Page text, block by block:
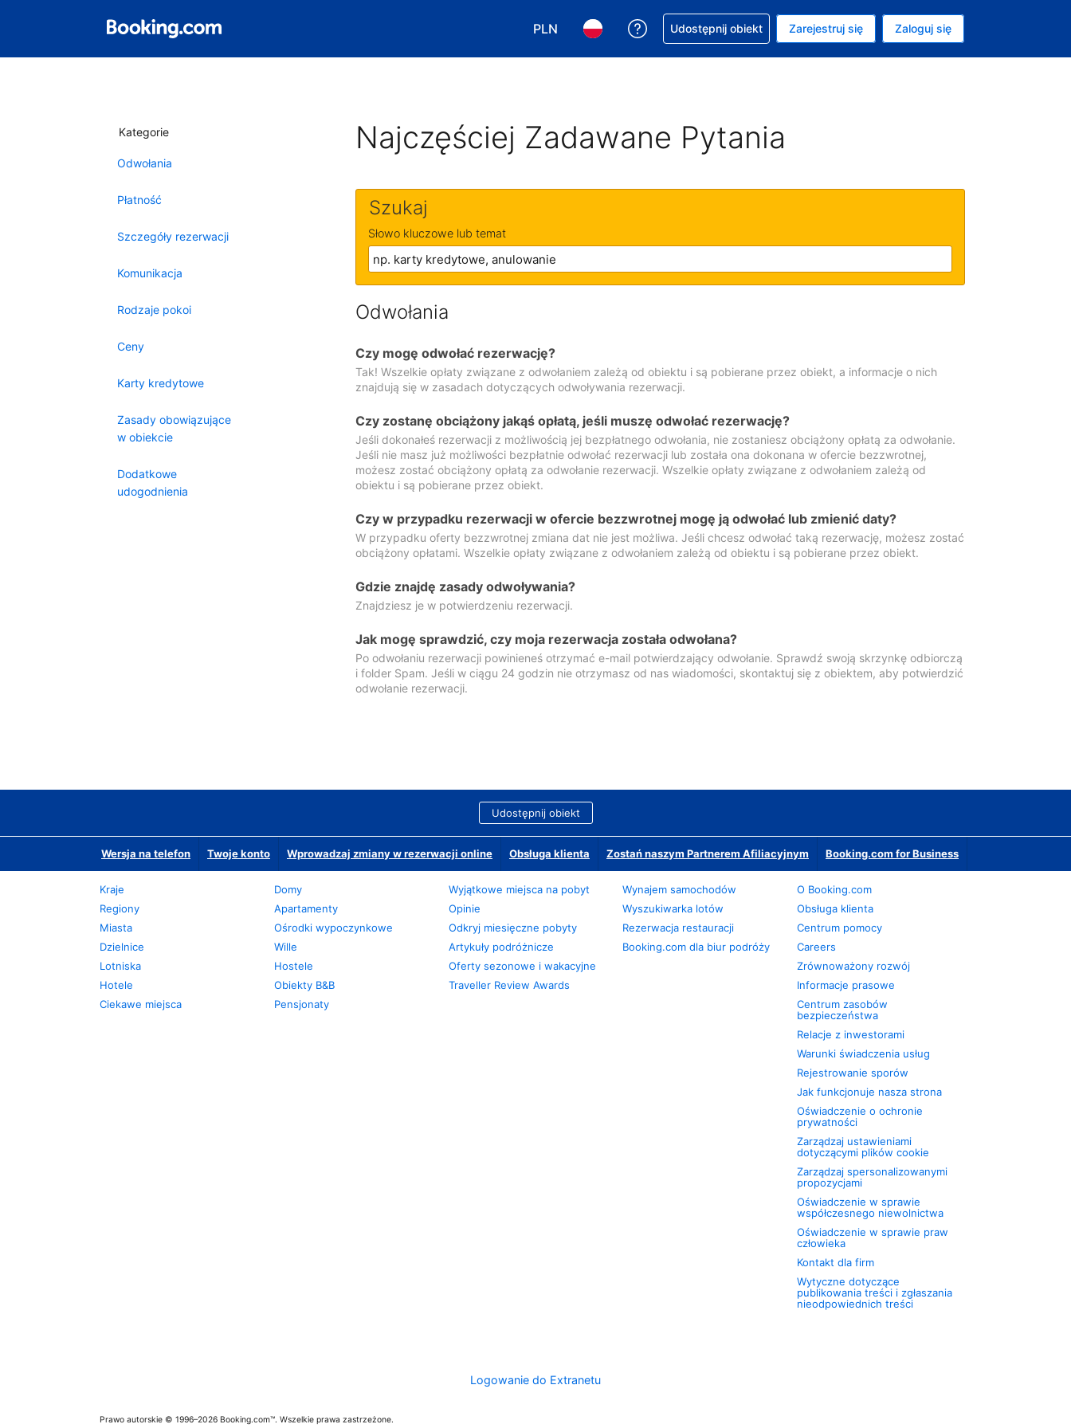
PLN
Wybierz walutę. Wybrana waluta to Złoty polski
Wybierz język. Wybrany język to Polski
Uzyskaj pomoc w sprawie rezerwacji
Udostępnij obiekt Zarejestruj się Zaloguj się
Kategorie
Odwołania
Płatność
Szczegóły rezerwacji
Komunikacja
Rodzaje pokoi
Ceny
Karty kredytowe
Zasady obowiązujące
w obiekcie
Dodatkowe
udogodnienia
Najczęściej Zadawane Pytania
Szukaj
Słowo kluczowe lub temat
Odwołania
Czy mogę odwołać rezerwację?
Tak! Wszelkie opłaty związane z odwołaniem zależą od obiektu i są pobierane przez obiekt, a informacje o nich
znajdują się w zasadach dotyczących odwoływania rezerwacji.
Czy zostanę obciążony jakąś opłatą, jeśli muszę odwołać rezerwację?
Jeśli dokonałeś rezerwacji z możliwością jej bezpłatnego odwołania, nie zostaniesz obciążony opłatą za odwołanie.
Jeśli nie masz już możliwości bezpłatnie odwołać rezerwacji lub została ona dokonana w ofercie bezzwrotnej,
możesz zostać obciążony opłatą za odwołanie rezerwacji. Wszelkie opłaty związane z odwołaniem zależą od
obiektu i są pobierane przez obiekt.
Czy w przypadku rezerwacji w ofercie bezzwrotnej mogę ją odwołać lub zmienić daty?
W przypadku oferty bezzwrotnej zmiana dat nie jest możliwa. Jeśli chcesz odwołać taką rezerwację, możesz zostać
obciążony opłatami. Wszelkie opłaty związane z odwołaniem zależą od obiektu i są pobierane przez obiekt.
Gdzie znajdę zasady odwoływania?
Znajdziesz je w potwierdzeniu rezerwacji.
Jak mogę sprawdzić, czy moja rezerwacja została odwołana?
Po odwołaniu rezerwacji powinieneś otrzymać e-mail potwierdzający odwołanie. Sprawdź swoją skrzynkę odbiorczą
i folder Spam. Jeśli w ciągu 24 godzin nie otrzymasz od nas wiadomości, skontaktuj się z obiektem, aby potwierdzić
odwołanie rezerwacji.
Udostępnij obiekt
Wersja na telefon Twoje konto Wprowadzaj zmiany w rezerwacji online Obsługa klienta Zostań naszym Partnerem Afiliacyjnym Booking.com for Business
Kraje
Regiony
Miasta
Dzielnice
Lotniska
Hotele
Ciekawe miejsca
Domy
Apartamenty
Ośrodki wypoczynkowe
Wille
Hostele
Obiekty B&B
Pensjonaty
Wyjątkowe miejsca na pobyt
Opinie
Odkryj miesięczne pobyty
Artykuły podróżnicze
Oferty sezonowe i wakacyjne
Traveller Review Awards
Wynajem samochodów
Wyszukiwarka lotów
Rezerwacja restauracji
Booking.com dla biur podróży
O Booking.com
Obsługa klienta
Centrum pomocy
Careers
Zrównoważony rozwój
Informacje prasowe
Centrum zasobów
bezpieczeństwa
Relacje z inwestorami
Warunki świadczenia usług
Rejestrowanie sporów
Jak funkcjonuje nasza strona
Oświadczenie o ochronie
prywatności
Zarządzaj ustawieniami
dotyczącymi plików cookie
Zarządzaj spersonalizowanymi
propozycjami
Oświadczenie w sprawie
współczesnego niewolnictwa
Oświadczenie w sprawie praw
człowieka
Kontakt dla firm
Wytyczne dotyczące
publikowania treści i zgłaszania
nieodpowiednich treści
Logowanie do Extranetu
Prawo autorskie © 1996–2026 Booking.com™. Wszelkie prawa zastrzeżone.